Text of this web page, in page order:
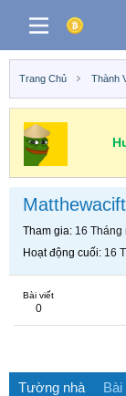
Trang Chủ Thành
Matthewacift
Tham gia 16 Tháng
Hoạt động cuối 16
Bài viết
0
Tường nhà Bài